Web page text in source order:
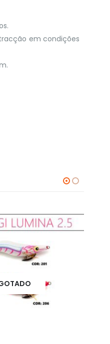
em condições